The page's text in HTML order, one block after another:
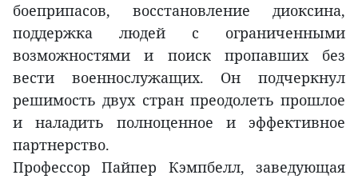
боеприпасов, восстановление диоксина,
поддержка людей с ограниченными
возможностями и поиск пропавших без
вести военнослужащих. Он подчеркнул
решимость двух стран преодолеть прошлое
и наладить полноценное и эффективное
партнерство.
Профессор Пайпер Кэмпбелл, заведующая